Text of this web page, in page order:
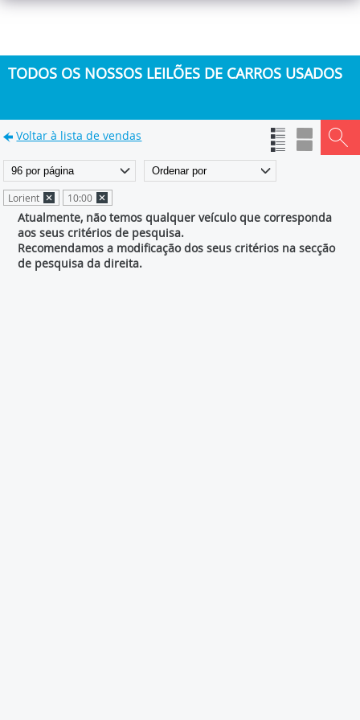
TODOS OS NOSSOS LEILÕES DE CARROS USADOS
Voltar à lista de vendas
Lorient 10:00
Atualmente, não temos qualquer veículo que corresponda
aos seus critérios de pesquisa.
Recomendamos a modificação dos seus critérios na secção
de pesquisa da direita.